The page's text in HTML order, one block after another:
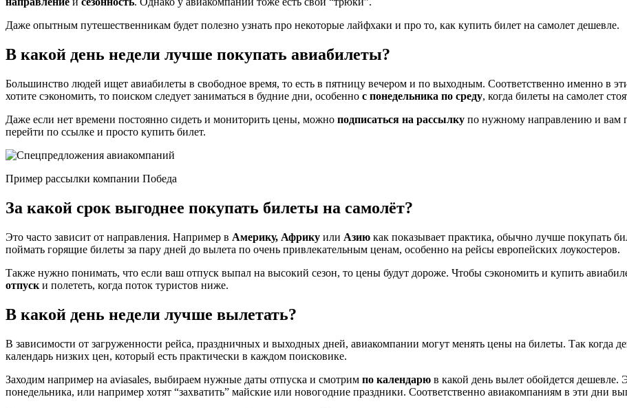
Даже опытным путешественникам будет полезно узнать про некоторые лайфхаки и про то, как купить билет на самолет дешевле.
В какой день недели лучше покупать авиабилеты?
Большинство людей ищет авиабилеты в свободное время, то есть в пятницу вечером и по выходным. Соответственно именно в
хотите сэкономить, то поиском следует заниматься в будние дни, особенно с понедельника по среду, когда билеты на самолет
Даже если нет времени постоянно сидеть и мониторить цены, можно подписаться на рассылку по нужному направлению и вам
перейти по ссылке и просто купить билет.
Пример рассылки компании Победа
За какой срок выгоднее покупать билеты на самолёт?
Это часто зависит от направления. Например в Америку, Африку или Азию как показывает практика, обычно лучше покупать
поймать горящие билеты за пару дней до вылета по очень привлекательным ценам, особенно на рейсы европейских лоукостеров.
Также нужно понимать, что если ваш отпуск выпал на высокий сезон, то цены будут дороже. Чтобы сэкономить и купить
отпуск и полететь, когда поток туристов ниже.
В какой день недели лучше вылетать?
В зависимости от загруженности рейса, праздничных и выходных дней, авиакомпании могут менять цены на билеты. Так когда
календарь низких цен, который есть практически в каждом поисковике.
Заходим например на aviasales, выбираем нужные даты отпуска и смотрим по календарю в какой день вылет обойдется
понедельника, или например хотят “захватить” майские или новогодние праздники. Соответственно авиакомпаниям в эти дни